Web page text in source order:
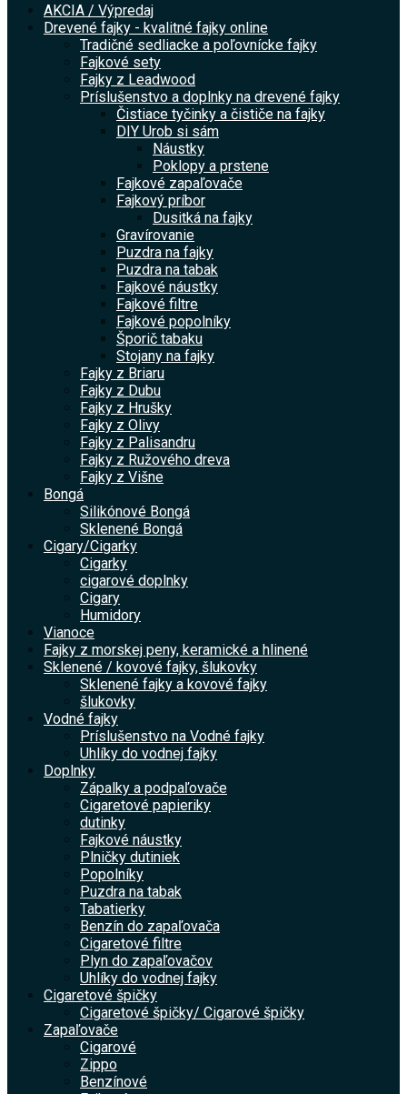
AKCIA / Výpredaj
Drevené fajky - kvalitné fajky online
Tradičné sedliacke a poľovnícke fajky
Fajkové sety
Fajky z Leadwood
Príslušenstvo a doplnky na drevené fajky
Čistiace tyčinky a čističe na fajky
DIY Urob si sám
Náustky
Poklopy a prstene
Fajkové zapaľovače
Fajkový príbor
Dusitká na fajky
Gravírovanie
Puzdra na fajky
Puzdra na tabak
Fajkové náustky
Fajkové filtre
Fajkové popolníky
Šporič tabaku
Stojany na fajky
Fajky z Briaru
Fajky z Dubu
Fajky z Hrušky
Fajky z Olivy
Fajky z Palisandru
Fajky z Ružového dreva
Fajky z Višne
Bongá
Silikónové Bongá
Sklenené Bongá
Cigary/Cigarky
Cigarky
cigarové doplnky
Cigary
Humidory
Vianoce
Fajky z morskej peny, keramické a hlinené
Sklenené / kovové fajky, šlukovky
Sklenené fajky a kovové fajky
šlukovky
Vodné fajky
Príslušenstvo na Vodné fajky
Uhlíky do vodnej fajky
Doplnky
Zápalky a podpaľovače
Cigaretové papieriky
dutinky
Fajkové náustky
Plničky dutiniek
Popolníky
Puzdra na tabak
Tabatierky
Benzín do zapaľovača
Cigaretové filtre
Plyn do zapaľovačov
Uhlíky do vodnej fajky
Cigaretové špičky
Cigaretové špičky/ Cigarové špičky
Zapaľovače
Cigarové
Zippo
Benzínové